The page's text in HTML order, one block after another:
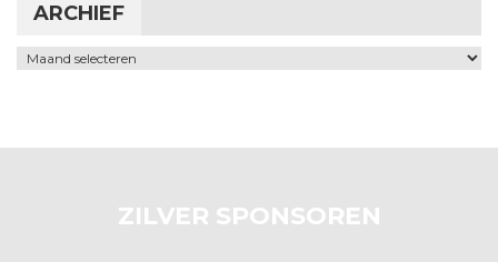
ARCHIEF
Archief
ZILVER SPONSOREN